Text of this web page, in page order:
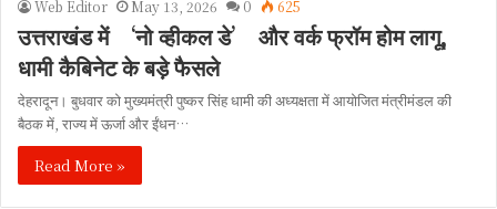
Web Editor May 13, 2026 0 625
उत्तराखंड में ‘नो व्हीकल डे’ और वर्क फ्रॉम होम लागू,
धामी कैबिनेट के बड़े फैसले
देहरादून। बुधवार को मुख्यमंत्री पुष्कर सिंह धामी की अध्यक्षता में आयोजित मंत्रीमंडल की
बैठक में, राज्य में ऊर्जा और ईंधन…
Read More »